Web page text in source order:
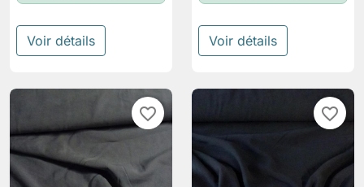
Voir détails Voir détails
favorite_border favorite_border